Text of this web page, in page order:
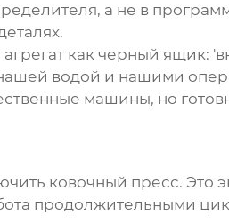
а не в
как черный ящик:
водой и нашими
машины, но
ковочный пресс. Это
продолжительными